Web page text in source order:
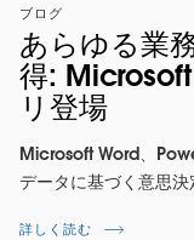
ブログ
あらゆる業
得:
リ登場
Microsoft Word、
データに基づく意思決
詳しく読む